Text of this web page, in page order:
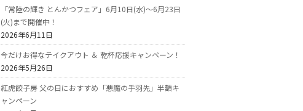
「常陸の輝き とんかつフェア」6月10日(水)～6月23日
(火)まで開催中！
2026年6月11日
今だけお得なテイクアウト ＆ 乾杯応援キャンペーン！
2026年5月26日
紅虎餃子房 父の日におすすめ「悪魔の手羽先」半額キ
ャンペーン